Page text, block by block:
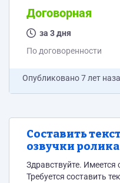
Договорная
за 3 дня
По договоренности
Опубликовано7 лет
Составить
озвучки
минеральных
Здравствуйте. Имеется
Требуется составить